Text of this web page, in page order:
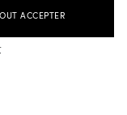
ACCEPTER